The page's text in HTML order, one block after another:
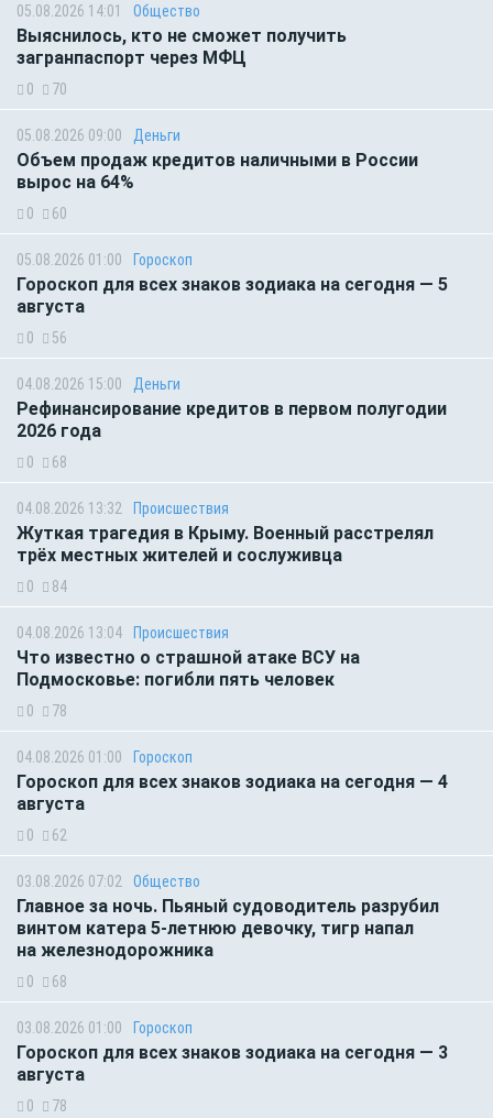
05.08.2026 14:01 Общество
Выяснилось, кто не сможет получить
загранпаспорт через МФЦ
0 70
05.08.2026 09:00 Деньги
Объем продаж кредитов наличными в России
вырос на 64%
0 60
05.08.2026 01:00 Гороскоп
Гороскоп для всех знаков зодиака на сегодня — 5
августа
0 56
04.08.2026 15:00 Деньги
Рефинансирование кредитов в первом полугодии
2026 года
0 68
04.08.2026 13:32 Происшествия
Жуткая трагедия в Крыму. Военный расстрелял
трёх местных жителей и сослуживца
0 84
04.08.2026 13:04 Происшествия
Что известно о страшной атаке ВСУ на
Подмосковье: погибли пять человек
0 78
04.08.2026 01:00 Гороскоп
Гороскоп для всех знаков зодиака на сегодня — 4
августа
0 62
03.08.2026 07:02 Общество
Главное за ночь. Пьяный судоводитель разрубил
винтом катера 5-летнюю девочку, тигр напал
на железнодорожника
0 68
03.08.2026 01:00 Гороскоп
Гороскоп для всех знаков зодиака на сегодня — 3
августа
0 78